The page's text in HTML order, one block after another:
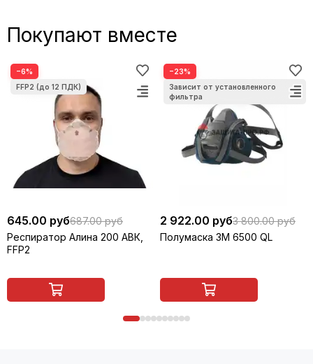
Покупают вместе
−6%
645.00 руб687.00 руб
Респиратор Алина 200 АВК,
FFP2
−23%
2 922.00 руб3 800.00 руб
Полумаска 3M 6500 QL